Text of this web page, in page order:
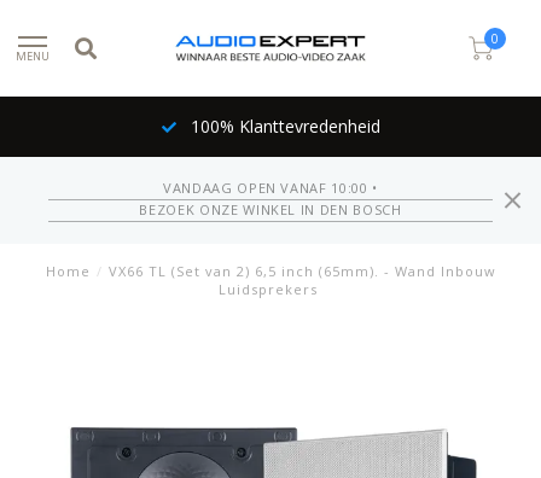
MENU
0
100% Klanttevredenheid
VANDAAG OPEN VANAF 10:00 •
BEZOEK ONZE WINKEL IN DEN BOSCH
Home / VX66 TL (Set van 2) 6,5 inch (65mm). - Wand Inbouw
Luidsprekers